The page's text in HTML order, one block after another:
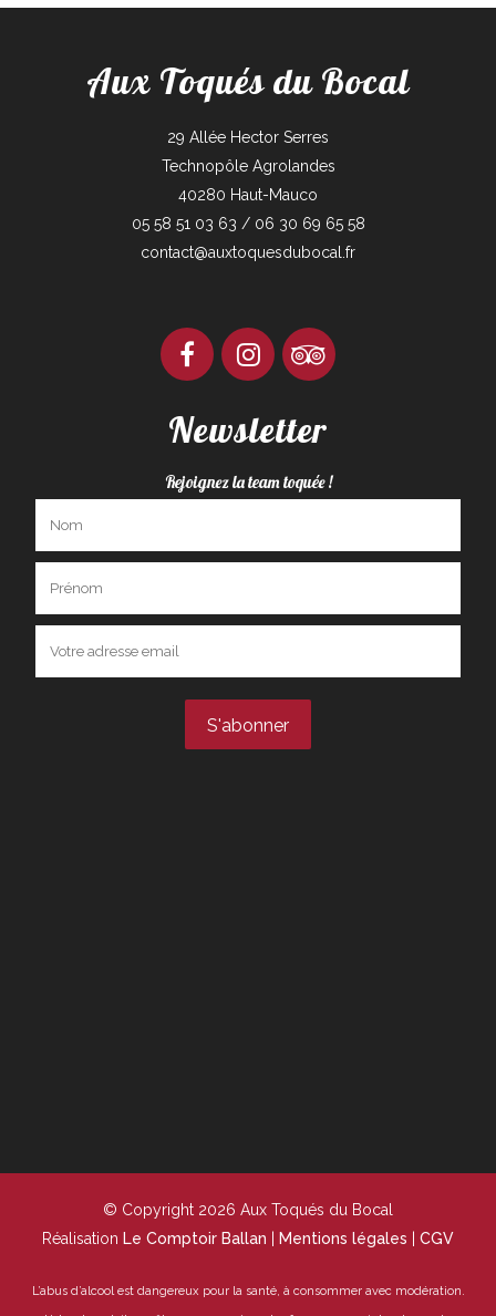
Aux Toqués du Bocal
29 Allée Hector Serres
Technopôle Agrolandes
40280 Haut-Mauco
05 58 51 03 63 / 06 30 69 65 58
contact@auxtoquesdubocal.fr
Newsletter
Rejoignez la team toquée !
© Copyright 2026 Aux Toqués du Bocal
Réalisation Le Comptoir Ballan Mentions légales CGV
L’abus d’alcool est dangereux pour la santé, à consommer avec modération.